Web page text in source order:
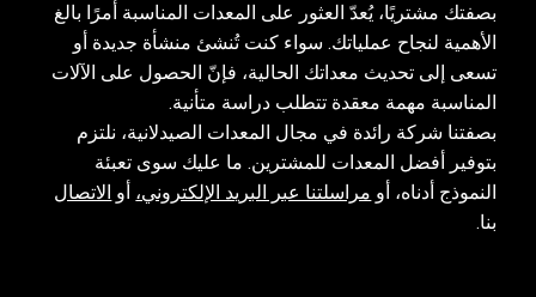
بصفتك مشتريًا، يُعدّ العثور على المعدات المناسبة أمرًا بالغ
الأهمية لنجاح عملياتك. سواء كنت تُنشئ منشأة جديدة أو
تسعى إلى تحديث معداتك الحالية، فإنّ الحصول على الآلات
المناسبة مهمة معقدة تتطلب دراسة متأنية.
بصفتنا شركة رائدة في مجال المعدات الصيدلانية، نلتزم
بتوفير أفضل المعدات للمشترين. ما عليك سوى تعبئة
النموذج أدناه، أو مراسلتنا عبر البريد الإلكتروني، أو الاتصال
بنا.